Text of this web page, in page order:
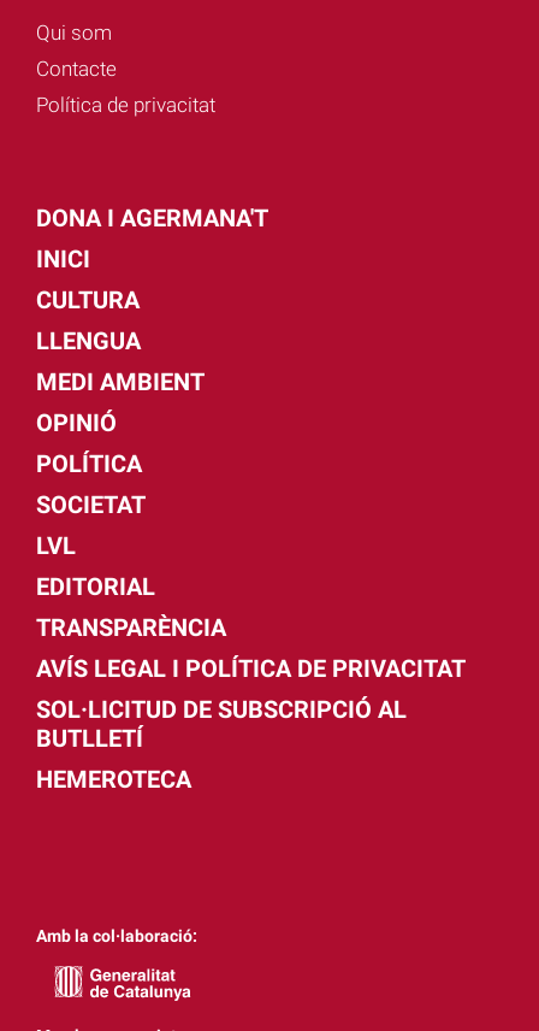
Qui som
Contacte
Política de privacitat
DONA I AGERMANA'T
INICI
CULTURA
LLENGUA
MEDI AMBIENT
OPINIÓ
POLÍTICA
SOCIETAT
LVL
EDITORIAL
TRANSPARÈNCIA
AVÍS LEGAL I POLÍTICA DE PRIVACITAT
SOL·LICITUD DE SUBSCRIPCIÓ AL
BUTLLETÍ
HEMEROTECA
Amb la col·laboració: